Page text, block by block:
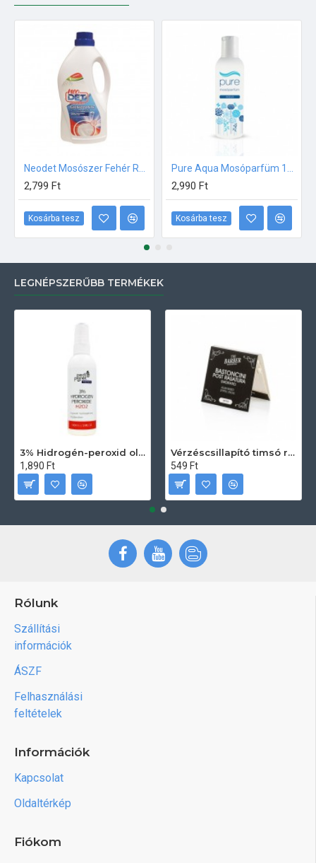
2,799 Ft
Kosárba tesz
2,990 Ft
Kosárba tesz
LEGNÉPSZERŰBB TERMÉKEK
3% Hidrogén-peroxid oldat (sebfertőtlenítő) 100ml
1,890 Ft
Vérzéscsillapító timsó rúd 20db
549 Ft
Rólunk
Szállítási
információk
ÁSZF
Felhasználási
feltételek
Információk
Kapcsolat
Oldaltérkép
Fiókom